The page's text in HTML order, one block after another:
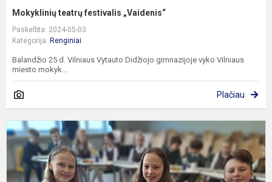
Mokyklinių teatrų festivalis „Vaidenis“
Paskelbta: 2024-05-03
Kategorija: Renginiai
Balandžio 25 d. Vilniaus Vytauto Didžiojo gimnazijoje vyko Vilniaus
miesto mokyk...
Plačiau